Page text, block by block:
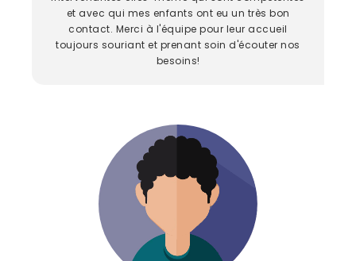
et avec qui mes enfants ont eu un très bon
contact. Merci à l'équipe pour leur accueil
toujours souriant et prenant soin d'écouter nos
besoins!